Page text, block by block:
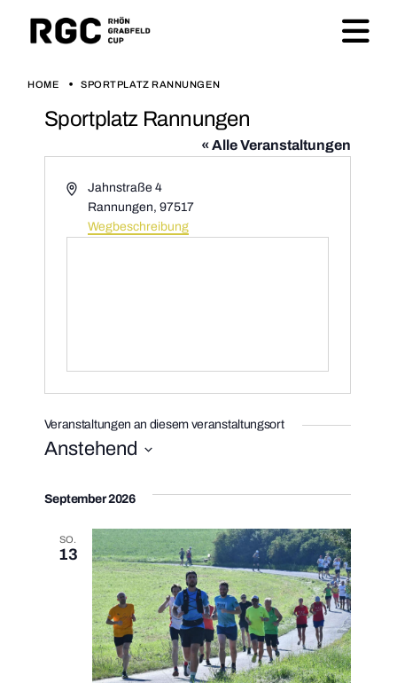
HOME SPORTPLATZ RANNUNGEN
Sportplatz Rannungen
« Alle Veranstaltungen
AdresseJahnstraße 4
Rannungen, 97517
Wegbeschreibung
Veranstaltungen an diesem veranstaltungsort
Anstehend
wählen.
September 2026
SO.
13